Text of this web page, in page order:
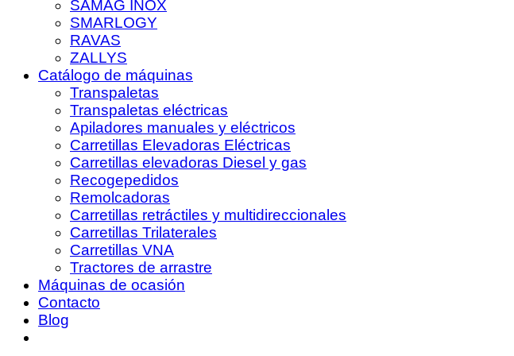
SAMAG INOX
SMARLOGY
RAVAS
ZALLYS
Catálogo de máquinas
Transpaletas
Transpaletas eléctricas
Apiladores manuales y eléctricos
Carretillas Elevadoras Eléctricas
Carretillas elevadoras Diesel y gas
Recogepedidos
Remolcadoras
Carretillas retráctiles y multidireccionales
Carretillas Trilaterales
Carretillas VNA
Tractores de arrastre
Máquinas de ocasión
Contacto
Blog